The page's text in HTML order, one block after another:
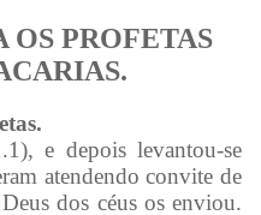
OS PROFETAS
e depois levantou-se
atendendo convite de
dos céus os enviou.